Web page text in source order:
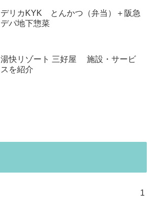
デリカKYK とんかつ（弁当）＋阪急
デパ地下惣菜
湯快リゾート 三好屋 施設・サービ
スを紹介
1